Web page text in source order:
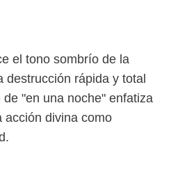
el tono sombrío de la
destrucción rápida y total
"en una noche" enfatiza
acción divina como